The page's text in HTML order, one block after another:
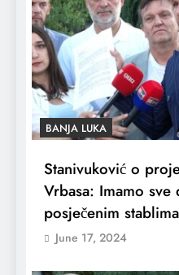
BANJA LUKA
Stanivuković o
Vrbasa: Imamo
posječenim
June 17, 2024